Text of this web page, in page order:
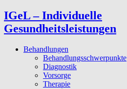
IGeL – Individuelle
Gesundheitsleistungen
Behandlungen
Behandlungsschwerpunkte
Diagnostik
Vorsorge
Therapie